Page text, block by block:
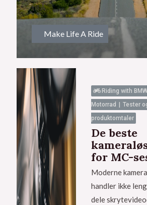
til Å
Make Life A Ride
Riding with BMW
Motorrad
Tester
produktomtaler
De beste
for MC-
Moderne
handler ikke
dele